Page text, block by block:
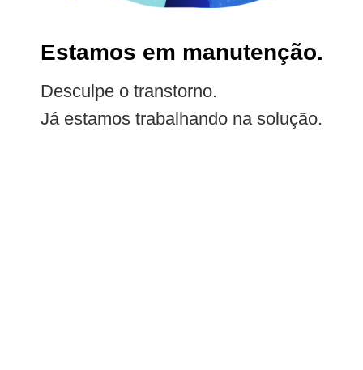
Estamos em manutenção.
Desculpe o transtorno.
Já estamos trabalhando na solução.